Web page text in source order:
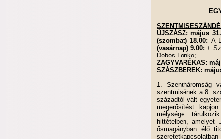
ÚJSZÁSZ: május
(szombat) 18.00: A
(vasárnap) 9.00:+
Dobos Lenke;
ZAGYVARÉKAS:
SZÁSZBEREK:
1. Szentháromság
szentmisének a 8.
századtól vált
megerősítést
mélysége
hittételben, amelyet
ősmagányban élő